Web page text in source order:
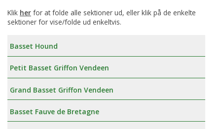
Klik her for at folde alle sektioner ud, eller klik på de enkelte
sektioner for vise/folde ud enkeltvis.
Basset Hound
Petit Basset Griffon Vendeen
Grand Basset Griffon Vendeen
Basset Fauve de Bretagne